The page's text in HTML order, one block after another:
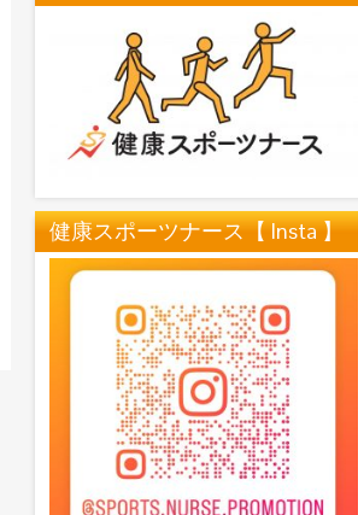
健康スポーツナース【 Insta 】